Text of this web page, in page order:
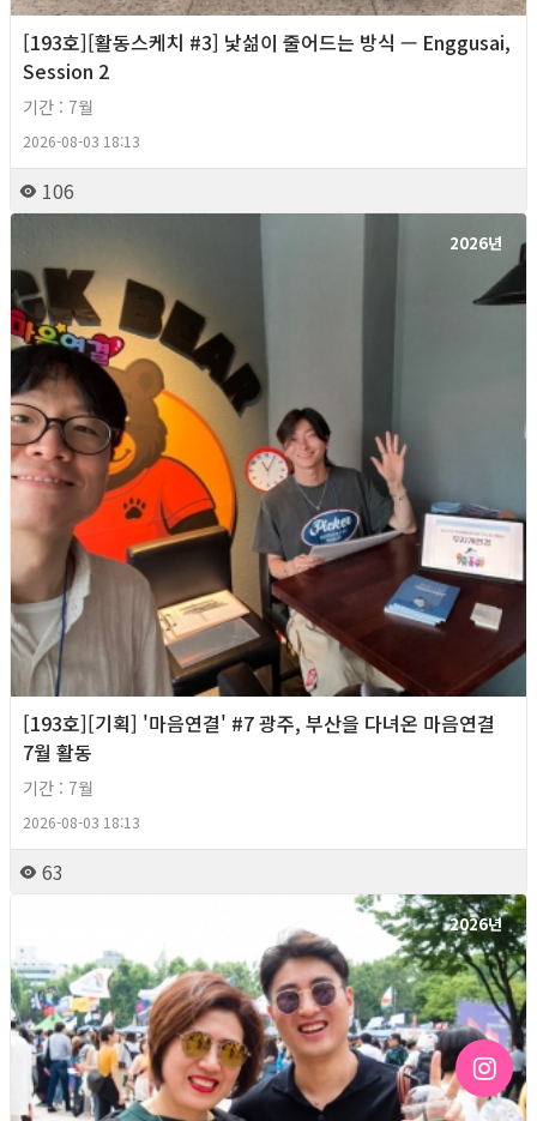
[193호][활동스케치 #3] 낯섦이 줄어드는 방식 — Enggusai,
Session 2
기간 : 7월
2026-08-03 18:13
106
2026년
[193호][기획] '마음연결' #7 광주, 부산을 다녀온 마음연결
7월 활동
기간 : 7월
2026-08-03 18:13
63
2026년